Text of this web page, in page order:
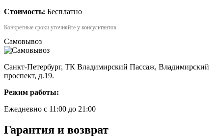
Стоимость: Бесплатно
Конкретные сроки уточняйте у консультантов
Самовывоз
Санкт-Петербург, ТК Владимирский Пассаж, Владимирский
проспект, д.19.
Режим работы:
Ежедневно с 11:00 до 21:00
Гарантия и возврат